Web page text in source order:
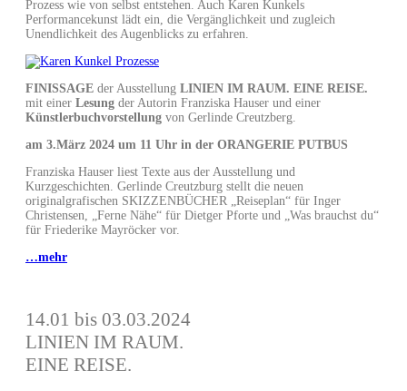
Prozess wie von selbst entstehen. Auch Karen Kunkels
Performancekunst lädt ein, die Vergänglichkeit und zugleich
Unendlichkeit des Augenblicks zu erfahren.
FINISSAGE der Ausstellung LINIEN IM RAUM. EINE REISE.
mit einer Lesung der Autorin Franziska Hauser und einer
Künstlerbuchvorstellung von Gerlinde Creutzberg.
am 3.März 2024 um 11 Uhr in der ORANGERIE PUTBUS
Franziska Hauser liest Texte aus der Ausstellung und
Kurzgeschichten. Gerlinde Creutzburg stellt die neuen
originalgrafischen SKIZZENBÜCHER „Reiseplan“ für Inger
Christensen, „Ferne Nähe“ für Dietger Pforte und „Was brauchst du“
für Friederike Mayröcker vor.
…mehr
14.01 bis 03.03.2024
LINIEN IM RAUM.
EINE REISE.